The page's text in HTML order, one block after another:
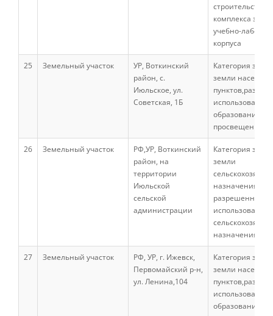
Студенческий отряд «Водяной»
Студенческий отряд «Гризли»
строительства
комплекса
учебно-
корпуса
25 Земельный участок
УР, Воткинский
район, с.
Июльское, ул.
Советская, 1Б
Категория
земли
использование:
образование и
просвещение
26 Земельный участок
РФ,УР, Воткинский
район, на
территории
Июльской
сельской
администрации
Категория
земли
назначения,
разрешенное
назначения
27 Земельный участок
РФ, УР, г. Ижевск,
Первомайский р-н,
ул. Ленина,104
Категория
земли
использование:
образование и